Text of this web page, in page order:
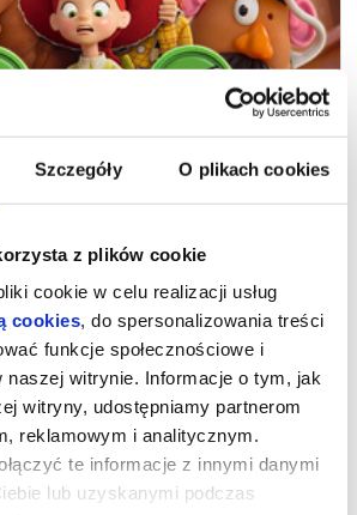
Szczegóły O plikach cookies
z plików cookie
cookie w celu realizacji usług
cookies, do spersonalizowania treści
funkcje społecznościowe i
naszej witrynie. Informacje o tym, jak
witryny, udostępniamy partnerom
reklamowym i analitycznym.
te informacje z innymi danymi
lub uzyskanymi podczas